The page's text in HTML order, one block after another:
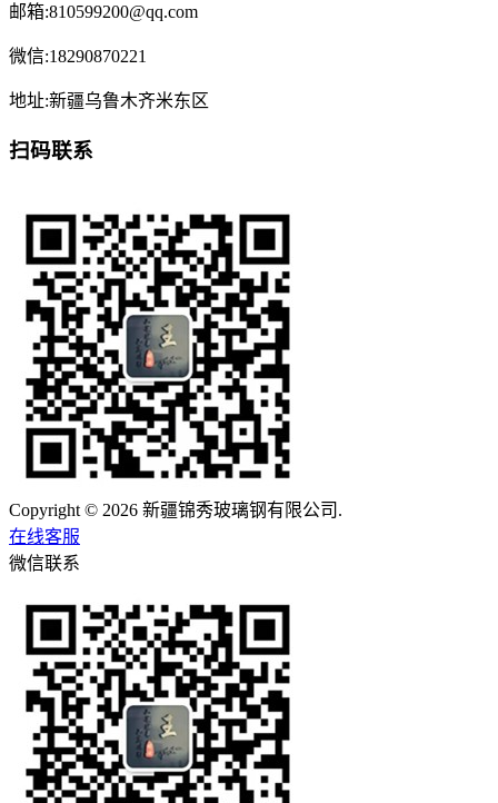
邮箱:810599200@qq.com
微信:18290870221
地址:新疆乌鲁木齐米东区
扫码联系
Copyright © 2026 新疆锦秀玻璃钢有限公司.
在线客服
微信联系